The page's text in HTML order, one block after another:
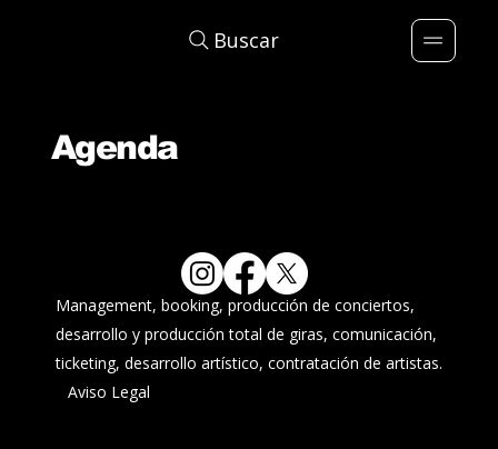
Buscar
Agenda
Management, booking, producción de conciertos,
desarrollo y producción total de giras, comunicación,
ticketing, desarrollo artístico, contratación de artistas.
Aviso Legal